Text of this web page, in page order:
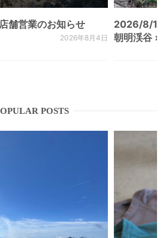
舗営業のお知らせ
2026年8月4日
2026/8/
朝明渓谷 ×
POSTS